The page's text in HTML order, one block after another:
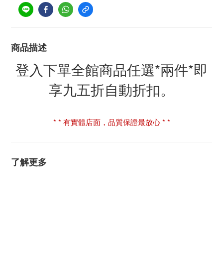
商品描述
登入下單全館商品任選*兩件*即
享九五折自動折扣。
* * 有實體店面，品質保證最放心 * *
了解更多